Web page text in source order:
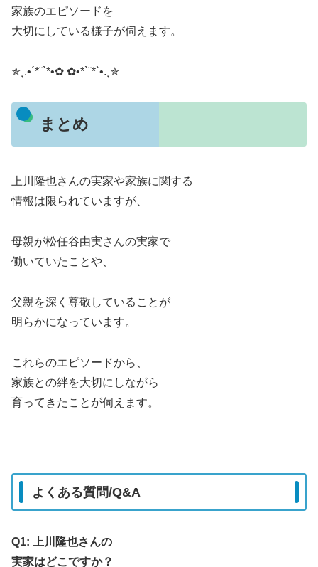
家族のエピソードを
大切にしている様子が伺えます。
✯¸.•´*¨`*•✿ ✿•*`¨*`•.¸✯
まとめ
上川隆也さんの実家や家族に関する
情報は限られていますが、
母親が松任谷由実さんの実家で
働いていたことや、
父親を深く尊敬していることが
明らかになっています。
これらのエピソードから、
家族との絆を大切にしながら
育ってきたことが伺えます。
よくある質問/Q&A
Q1: 上川隆也さんの
実家はどこですか？